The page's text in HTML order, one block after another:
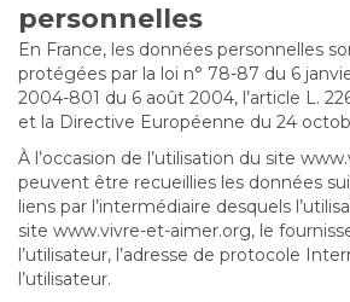
personnelles
En France, les données personnelles
protégées par la loi n° 78-87 du 6
2004-801 du 6 août 2004, l’article L.
et la Directive Européenne du 24
À l’occasion de l’utilisation du site
peuvent être recueillies les données
liens par l’intermédiaire desquels
site www.vivre-et-aimer.org, le
l’utilisateur, l’adresse de protocole
l’utilisateur.